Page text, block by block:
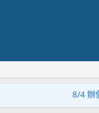
8/4 辦個專